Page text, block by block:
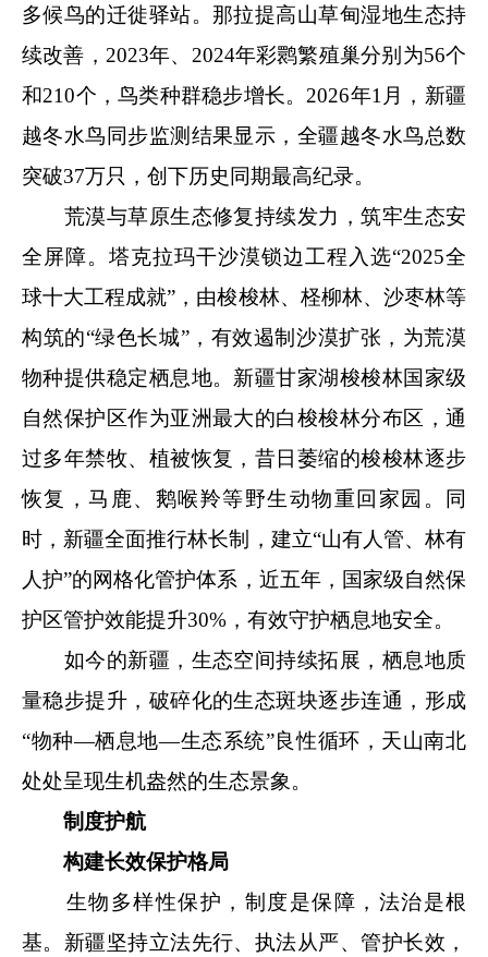
多候鸟的迁徙驿站。那拉提高山草甸湿地生态持
续改善，2023年、2024年彩鹮繁殖巢分别为56个
和210个，鸟类种群稳步增长。2026年1月，新疆
越冬水鸟同步监测结果显示，全疆越冬水鸟总数
突破37万只，创下历史同期最高纪录。
荒漠与草原生态修复持续发力，筑牢生态安
全屏障。塔克拉玛干沙漠锁边工程入选“2025全
球十大工程成就”，由梭梭林、柽柳林、沙枣林等
构筑的“绿色长城”，有效遏制沙漠扩张，为荒漠
物种提供稳定栖息地。新疆甘家湖梭梭林国家级
自然保护区作为亚洲最大的白梭梭林分布区，通
过多年禁牧、植被恢复，昔日萎缩的梭梭林逐步
恢复，马鹿、鹅喉羚等野生动物重回家园。同
时，新疆全面推行林长制，建立“山有人管、林有
人护”的网格化管护体系，近五年，国家级自然保
护区管护效能提升30%，有效守护栖息地安全。
如今的新疆，生态空间持续拓展，栖息地质
量稳步提升，破碎化的生态斑块逐步连通，形成
“物种—栖息地—生态系统”良性循环，天山南北
处处呈现生机盎然的生态景象。
制度护航
构建长效保护格局
生物多样性保护，制度是保障，法治是根
基。新疆坚持立法先行、执法从严、管护长效，